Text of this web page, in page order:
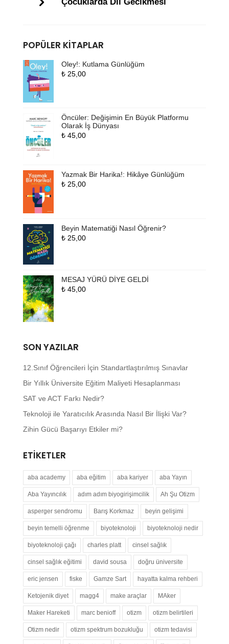
Çocuklarda Dil Gecikmesi
POPÜLER KITAPLAR
Oley!: Kutlama Günlüğüm
₺25,00
Öncüler: Değişimin En Büyük Platformu
Olarak İş Dünyası
₺45,00
Yazmak Bir Harika!: Hikâye Günlüğüm
₺25,00
Beyin Matematiği Nasıl Öğrenir?
₺25,00
MESAJ YÜRÜ DİYE GELDİ
₺45,00
SON YAZILAR
12.Sınıf Öğrencileri İçin Standartlaştırılmış Sınavlar
Bir Yıllık Üniversite Eğitim Maliyeti Hesaplanması
SAT ve ACT Farkı Nedir?
Teknoloji ile Yaratıcılık Arasında Nasıl Bir İlişki Var?
Zihin Gücü Başarıyı Etkiler mi?
ETIKETLER
aba academy aba eğitim aba kariyer aba Yayın
Aba Yayıncılık adım adım biyogirişimcilik Ah Şu Otizm
asperger sendromu Barış Korkmaz beyin gelişimi
beyin temelli öğrenme biyoteknoloji biyoteknoloji nedir
biyoteknoloji çağı charles platt cinsel sağlık
cinsel sağlık eğitimi david sousa doğru üniversite
eric jensen fiske Gamze Sart hayatta kalma rehberi
Ketojenik diyet magg4 make araçlar MAker
Maker Hareketi marc benioff otizm otizm belirtileri
Otizm nedir otizm spektrum bozukluğu otizm tedavisi